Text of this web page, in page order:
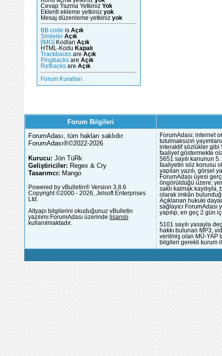
Cevap Yazma Yetkiniz Yok
Eklenti ekleme yetkiniz yok
Mesaj düzenleme yetkiniz yok
BB code is Açık
Smileler Açık
[IMG]
Kodları Açık
HTML-Kodu Kapalı
Trackbacks are Açık
Pingbacks are Açık
Refbacks are Açık
Forum Kuralları
Forum Bilgileri
ForumAdası, tüm hakları saklıdır.
ForumAdası®©2022-2026
Kurucu: Jön TüRk
Geliştiriciler: Regex & Cry
Tasarımcı: Mango
Powered by vBulletin® Version 3.8.6
Copyright ©2000 - 2026, Jelsoft Enterprises
Ltd.
Altyapı bilgilerini okuduğunuz vBulletin
yazılımı ForumAdası üzerinde lisanslı
kullanılmaktadır.
ForumAdası; internet
tutulmaksızın
interaktif sözlükler gibi
faaliyet göstermekte
5651 sayılı kanunun
faaliyetin söz konusu
yapılan yazılı, görsel
ForumAdası üyesi
öngörüldüğü üzere;
saklı kalmak
olarak imkân
Açıklanan hukuki
sağlayıcı
yapılıp, en geç 2 gün
5101 sayılı yasayla
hakkı bulunan MP3,
verilmiş olan MÜ-YAP
bilgileri gerekli kurum